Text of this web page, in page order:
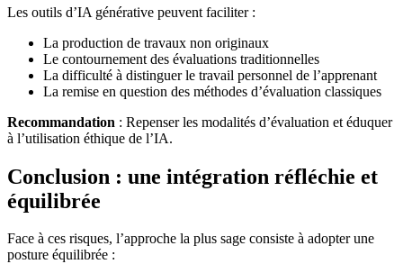
Les outils d’IA générative peuvent faciliter :
La production de travaux non originaux
Le contournement des évaluations traditionnelles
La difficulté à distinguer le travail personnel de l’apprenant
La remise en question des méthodes d’évaluation classiques
Recommandation : Repenser les modalités d’évaluation et éduquer
à l’utilisation éthique de l’IA.
Conclusion : une intégration réfléchie et
équilibrée
Face à ces risques, l’approche la plus sage consiste à adopter une
posture équilibrée :